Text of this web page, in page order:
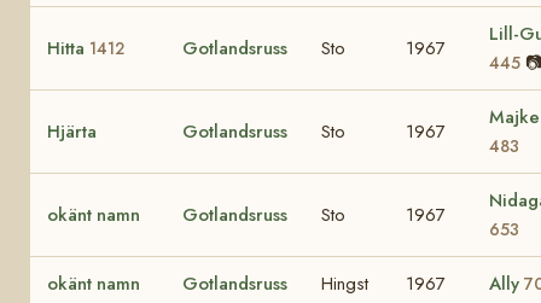
Hitta 1412 Gotlandsruss Sto 1967
Lill-
445
Hjärta Gotlandsruss Sto 1967
483
okänt namn Gotlandsruss Sto 1967
653
okänt namn Gotlandsruss Hingst 1967 Ally